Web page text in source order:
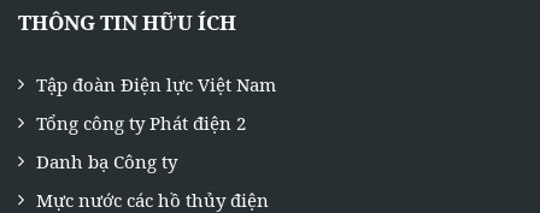
THÔNG TIN HỮU ÍCH
Tập đoàn Điện lực Việt Nam
Tổng công ty Phát điện 2
Danh bạ Công ty
Mực nước các hồ thủy điện